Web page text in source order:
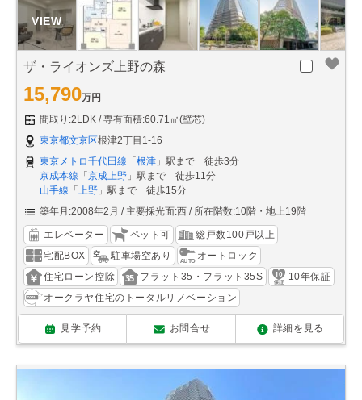
ザ・ライオンズ上野の森
15,790万円
間取り:2LDK
専有面積:60.71㎡(壁芯)
東京都文京区根津2丁目1-16
東京メトロ千代田線 「 根津 」駅まで 徒歩3分
京成本線 「 京成上野 」駅まで 徒歩11分
山手線 「 上野 」駅まで 徒歩15分
築年月:2008年2月
主要採光面:西 所在階数:10階・地上19階
エレベーター ペット可
総戸数100戸以上
宅配BOX
駐車場空あり
オートロック
住宅ローン控除
フラット35・フラット35S
10年保証
オークラヤ住宅のトータルリノベーション
見学予約 お問合せ 詳細を見る